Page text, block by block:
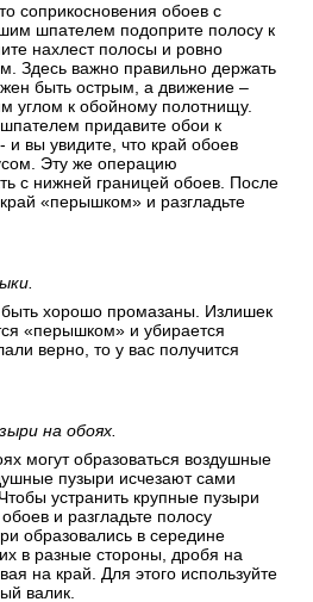
соприкосновения обоев с
шпателем подоприте полосу к
нахлест полосы и ровно
Здесь важно правильно держать
быть острым, а движение –
углом к обойному полотнищу.
придавите обои к
и вы увидите, что край обоев
Эту же операцию
с нижней границей обоев. После
«перышком» и разгладьте
хорошо промазаны. Излишек
«перышком» и убирается
верно, то у вас получится
на обоях.
могут образоваться воздушные
пузыри исчезают сами
устранить крупные пузыри
и разгладьте полосу
образовались в середине
в разные стороны, дробя на
на край. Для этого используйте
валик.